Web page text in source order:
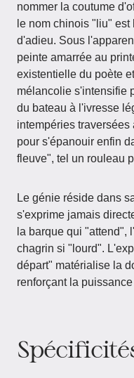
nommer la coutume
le nom chinois "liu"
d'adieu. Sous
peinte amarrée au
existentielle du poète
mélancolie s'intensifie
du bateau à l'ivresse
intempéries
pour s'épanouir enfin
fleuve", tel un rouleau
Le génie réside dans
s'exprime jamais
la barque qui "attend",
chagrin si "lourd".
départ" matérialise la
renforçant la